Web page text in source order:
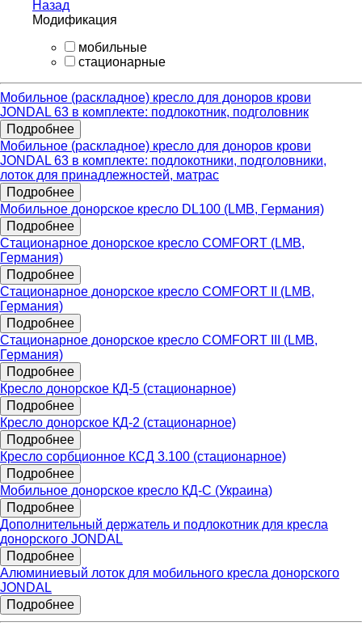
Назад
Модификация
мобильные
стационарные
Мобильное (раскладное) кресло для доноров крови
JONDAL 63 в комплекте: подлокотник, подголовник
Подробнее
Мобильное (раскладное) кресло для доноров крови
JONDAL 63 в комплекте: подлокотники, подголовники,
лоток для принадлежностей, матрас
Подробнее
Мобильное донорское кресло DL100 (LMB, Германия)
Подробнее
Стационарное донорское кресло COMFORT (LMB,
Германия)
Подробнее
Стационарное донорское кресло COMFORT II (LMB,
Германия)
Подробнее
Стационарное донорское кресло COMFORT III (LMB,
Германия)
Подробнее
Кресло донорское КД-5 (стационарное)
Подробнее
Кресло донорское КД-2 (стационарное)
Подробнее
Кресло сорбционное КСД 3.100 (стационарное)
Подробнее
Мобильное донорское кресло КД-С (Украина)
Подробнее
Дополнительный держатель и подлокотник для кресла
донорского JONDAL
Подробнее
Алюминиевый лоток для мобильного кресла донорского
JONDAL
Подробнее